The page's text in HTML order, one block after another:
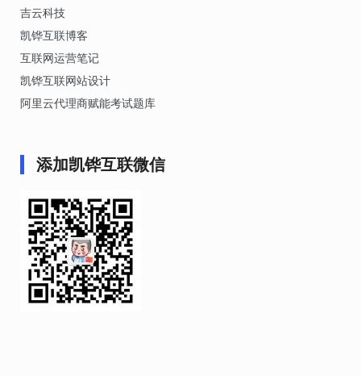
吉云科技
凯铧互联博客
互联网运营笔记
凯铧互联网站设计
阿里云代理商赋能考试题库
添加凯铧互联微信